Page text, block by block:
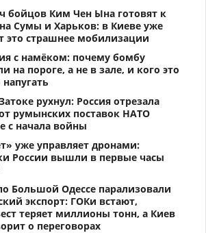
бойцов Ким Чен Ына готовят к
Сумы и Харьков: в Киеве уже
это страшнее мобилизации
с намёком: почему бомбу
на пороге, а не в зале, и кого это
рухнул: Россия отрезала
румынских поставок НАТО
с начала войны
уже управляет дронами:
России вышли в первые часы
Большой Одессе парализовали
экспорт: ГОКи встают,
теряет миллионы тонн, а Киев
о переговорах